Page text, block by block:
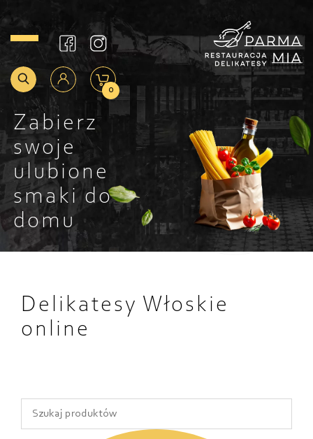
0
Zabierz
swoje
ulubione
smaki do
domu
Delikatesy Włoskie
online